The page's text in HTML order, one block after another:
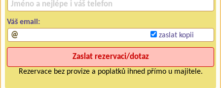
Váš email:
zaslat kopii
Rezervace bez provize a poplatků ihned přímo u majitele.